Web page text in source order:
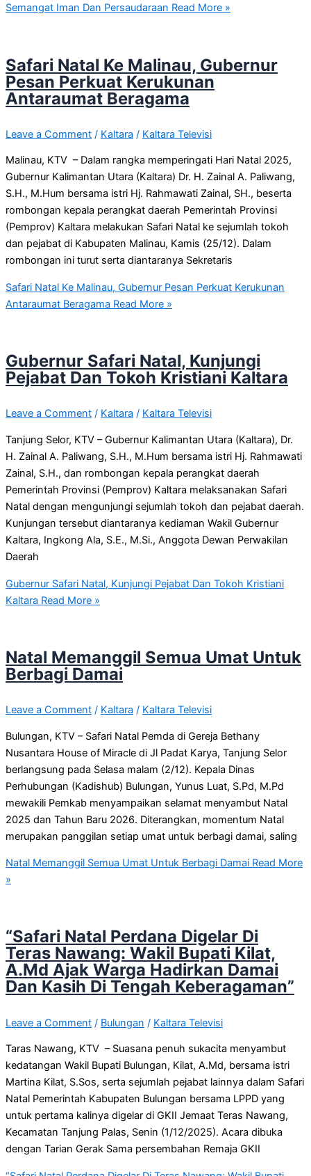
Semangat Iman Dan Persaudaraan Read More »
Safari Natal Ke Malinau, Gubernur
Pesan Perkuat Kerukunan
Antaraumat Beragama
Leave a Comment / Kaltara / Kaltara Televisi
Malinau, KTV – Dalam rangka memperingati Hari Natal 2025,
Gubernur Kalimantan Utara (Kaltara) Dr. H. Zainal A. Paliwang,
S.H., M.Hum bersama istri Hj. Rahmawati Zainal, SH., beserta
rombongan kepala perangkat daerah Pemerintah Provinsi
(Pemprov) Kaltara melakukan Safari Natal ke sejumlah tokoh
dan pejabat di Kabupaten Malinau, Kamis (25/12). Dalam
rombongan ini turut serta diantaranya Sekretaris
Safari Natal Ke Malinau, Gubernur Pesan Perkuat Kerukunan
Antaraumat Beragama Read More »
Gubernur Safari Natal, Kunjungi
Pejabat Dan Tokoh Kristiani Kaltara
Leave a Comment / Kaltara / Kaltara Televisi
Tanjung Selor, KTV – Gubernur Kalimantan Utara (Kaltara), Dr.
H. Zainal A. Paliwang, S.H., M.Hum bersama istri Hj. Rahmawati
Zainal, S.H., dan rombongan kepala perangkat daerah
Pemerintah Provinsi (Pemprov) Kaltara melaksanakan Safari
Natal dengan mengunjungi sejumlah tokoh dan pejabat daerah.
Kunjungan tersebut diantaranya kediaman Wakil Gubernur
Kaltara, Ingkong Ala, S.E., M.Si., Anggota Dewan Perwakilan
Daerah
Gubernur Safari Natal, Kunjungi Pejabat Dan Tokoh Kristiani
Kaltara Read More »
Natal Memanggil Semua Umat Untuk
Berbagi Damai
Leave a Comment / Kaltara / Kaltara Televisi
Bulungan, KTV – Safari Natal Pemda di Gereja Bethany
Nusantara House of Miracle di Jl Padat Karya, Tanjung Selor
berlangsung pada Selasa malam (2/12). Kepala Dinas
Perhubungan (Kadishub) Bulungan, Yunus Luat, S.Pd, M.Pd
mewakili Pemkab menyampaikan selamat menyambut Natal
2025 dan Tahun Baru 2026. Diterangkan, momentum Natal
merupakan panggilan setiap umat untuk berbagi damai, saling
Natal Memanggil Semua Umat Untuk Berbagi Damai Read More
»
“Safari Natal Perdana Digelar Di
Teras Nawang: Wakil Bupati Kilat,
A.Md Ajak Warga Hadirkan Damai
Dan Kasih Di Tengah Keberagaman”
Leave a Comment / Bulungan / Kaltara Televisi
Taras Nawang, KTV – Suasana penuh sukacita menyambut
kedatangan Wakil Bupati Bulungan, Kilat, A.Md, bersama istri
Martina Kilat, S.Sos, serta sejumlah pejabat lainnya dalam Safari
Natal Pemerintah Kabupaten Bulungan bersama LPPD yang
untuk pertama kalinya digelar di GKII Jemaat Teras Nawang,
Kecamatan Tanjung Palas, Senin (1/12/2025). Acara dibuka
dengan Tarian Gerak Sama persembahan Remaja GKII